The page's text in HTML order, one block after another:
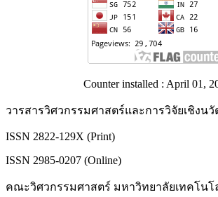
Counter installed : April 01,
วารสารวิศวกรรมศาสตร์และการวิจัยเชิงนวั
ISSN 2822-129X (Print)
ISSN 2985-0207 (Online)
คณะวิศวกรรมศาสตร์ มหาวิทยาลัยเทคโน